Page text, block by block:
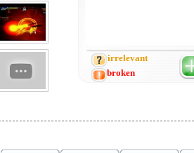
irrelevant
broken